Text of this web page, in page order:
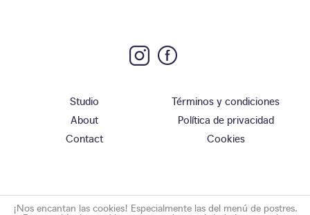
Studio
About
Contact
Términos y condiciones
Política de privacidad
Cookies
¡Nos encantan las cookies! Especialmente las del menú de postres.